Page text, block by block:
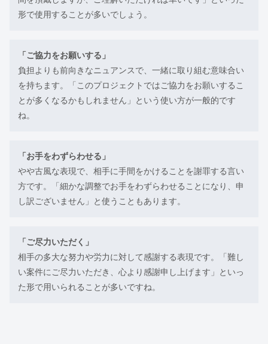
形で使用することが多いでしょう。
「ご協力をお願いする」
負担よりも前向きなニュアンスで、一緒に取り組む意味合い
を持ちます。「このプロジェクトではご協力をお願いするこ
とが多くなるかもしれません」という使い方が一般的です
ね。
「お手をわずらわせる」
やや古風な表現で、相手に手間をかけることを謝罪する言い
方です。「細かな調整でお手をわずらわせることになり、申
し訳ございません」と使うこともあります。
「ご尽力いただく」
相手の多大な努力や労力に対して感謝する表現です。「難し
い案件にご尽力いただき、心より感謝申し上げます」といっ
た形で用いられることが多いですね。